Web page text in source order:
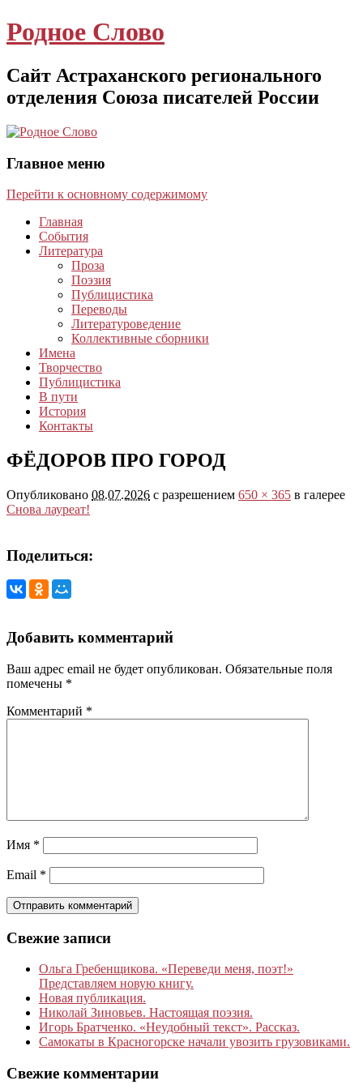
Родное Слово
Сайт Астраханского регионального
отделения Союза писателей России
Главное меню
Перейти к основному содержимому
Главная
События
Литература
Проза
Поэзия
Публицистика
Переводы
Литературоведение
Коллективные сборники
Имена
Творчество
Публицистика
В пути
История
Контакты
ФЁДОРОВ ПРО ГОРОД
Опубликовано 08.07.2026 с разрешением 650 × 365 в галерее
Снова лауреат!
Поделиться:
Добавить комментарий
Ваш адрес email не будет опубликован. Обязательные поля
помечены *
Комментарий *
Имя *
Email *
Свежие записи
Ольга Гребенщикова. «Переведи меня, поэт!»
Представляем новую книгу.
Новая публикация.
Николай Зиновьев. Настоящая поэзия.
Игорь Братченко. «Неудобный текст». Рассказ.
Самокаты в Красногорске начали увозить грузовиками.
Свежие комментарии